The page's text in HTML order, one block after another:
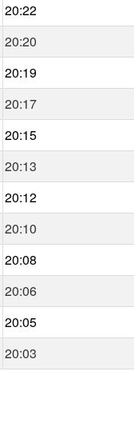
20:22
20:20
20:19
20:17
20:15
20:13
20:12
20:10
20:08
20:06
20:05
20:03